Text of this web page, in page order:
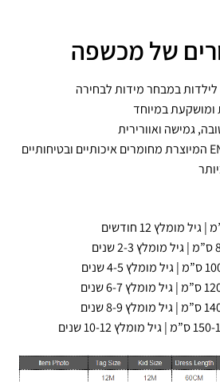
של מכשפה
במבחר מידות לבחירה
ומושקעת במיוחד
גמישה ואוורירית
בעלת תו תקן EN71 המיוצרת מחומרים איכותיים ובטיחותיים